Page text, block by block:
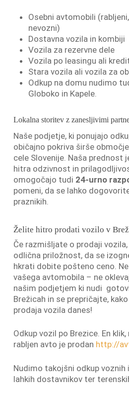
Osebni avtomobili
nevozni)
Dostavna vozila in kombiji
Vozila za rezervne dele
Vozila po leasingu ali
Stara vozila ali vozila za
Odkup na domu nudimo
Globoko in Kapele.
Lokalna storitev z zanesljivimi
Naše podjetje, ki ponujajo
običajno pokriva širše
cele Slovenije. Naša prednost
hitra odzivnost in
omogočajo tudi 24-urno
pomeni, da se lahko
praznikih.
Želite hitro prodati vozilo v
Če razmišljate o prodaji
odlična priložnost, da se
hkrati dobite pošteno ceno.
vašega avtomobila – ne
našim podjetjem ki nudi
Brežicah in se prepričajte,
prodaja vozila danes!
Odkup vozil po Brezice. En
rabljen avto je prodan http://
Nudimo takojšni odkup voznih
lahkih dostavnikov ter